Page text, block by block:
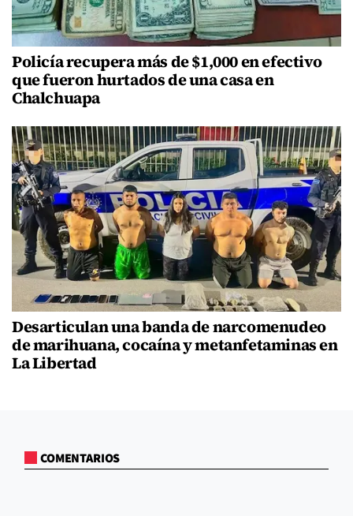
Policía recupera más de $1,000 en efectivo
que fueron hurtados de una casa en
Chalchuapa
Desarticulan una banda de narcomenudeo
de marihuana, cocaína y metanfetaminas en
La Libertad
COMENTARIOS